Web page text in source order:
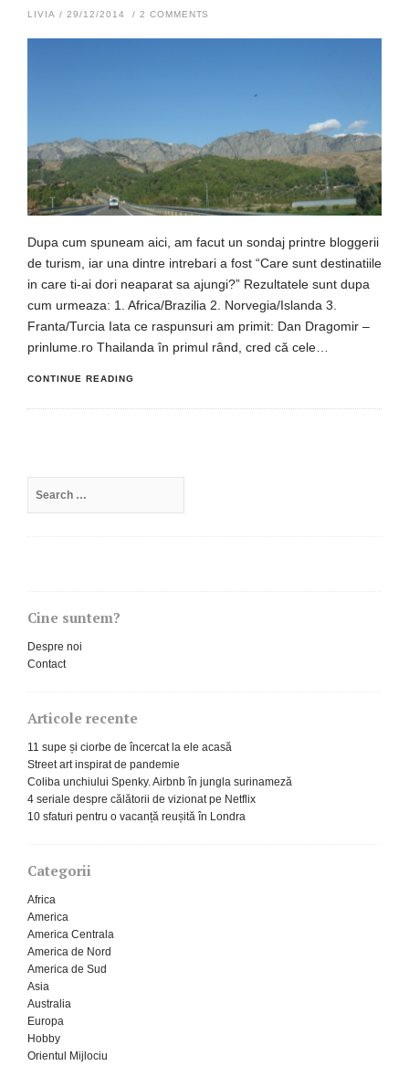
LIVIA / 29/12/2014 / 2 COMMENTS
Dupa cum spuneam aici, am facut un sondaj printre bloggerii
de turism, iar una dintre intrebari a fost “Care sunt destinatiile
in care ti-ai dori neaparat sa ajungi?” Rezultatele sunt dupa
cum urmeaza: 1. Africa/Brazilia 2. Norvegia/Islanda 3.
Franta/Turcia Iata ce raspunsuri am primit: Dan Dragomir –
prinlume.ro Thailanda în primul rând, cred că cele…
CONTINUE READING
for:
Cine suntem?
Despre noi
Contact
Articole recente
11 supe și ciorbe de încercat la ele acasă
Street art inspirat de pandemie
Coliba unchiului Spenky. Airbnb în jungla surinameză
4 seriale despre călătorii de vizionat pe Netflix
10 sfaturi pentru o vacanță reușită în Londra
Categorii
Africa
America
America Centrala
America de Nord
America de Sud
Asia
Australia
Europa
Hobby
Orientul Mijlociu